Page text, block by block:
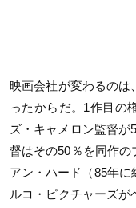
映画会社が変わるのは
ったからだ。1作目の
ズ・キャメロン監督が
督はその50％を同作の
アン・ハード（85年
ルコ・ピクチャーズ